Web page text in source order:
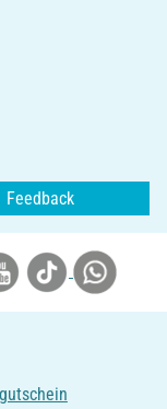
Feedback